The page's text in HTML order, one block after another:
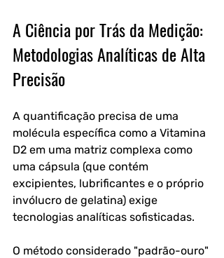
A Ciência por Trás da Medição:
Metodologias Analíticas de Alta
Precisão
A quantificação precisa de uma
molécula específica como a Vitamina
D2 em uma matriz complexa como
uma cápsula (que contém
excipientes, lubrificantes e o próprio
invólucro de gelatina) exige
tecnologias analíticas sofisticadas.
O método considerado "padrão-ouro"